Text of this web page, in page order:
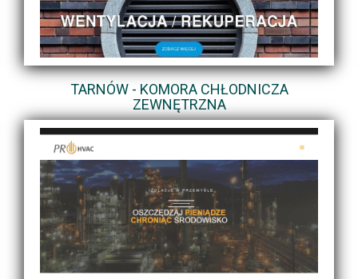
TARNÓW - KOMORA CHŁODNICZA
ZEWNĘTRZNA